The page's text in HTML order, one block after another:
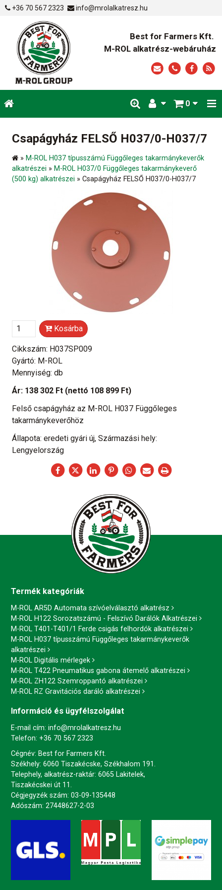
+36 70 567 2323 info@mrolalkatresz.hu
Best for Farmers Kft.
M-ROL alkatrész-webáruház
0
Csapágyház FELSŐ H037/0-H037/7
» M-ROL H037 típusszámú Függőleges takarmánykeverők
alkatrészei » M-ROL H037/0 Függőleges takarmánykeverő
(500 kg) alkatrészei » Csapágyház FELSŐ H037/0-H037/7
Kosárba
Cikkszám: H037SP009
Gyártó: M-ROL
Mennyiség: db
Ár: 138 302 Ft (nettó 108 899 Ft)
Felső csapágyház az M-ROL H037 Függőleges
takarmánykeverőhöz
Állapota: eredeti gyári új, Származási hely:
Lengyelország
Termék kategóriák
M-ROL AR5D Automata szívóelválasztó alkatrész
M-ROL H122 Sorozatszámú - Felszívó Darálók Alkatrészei
M-ROL T401-T401/1 Ferde csigás felhordók alkatrészei
M-ROL H037 típusszámú Függőleges takarmánykeverők
alkatrészei
M-ROL Digitális mérlegek
M-ROL T422 Pneumatikus gabona átemelő alkatrészei
M-ROL ZH122 Szemroppantó alkatrészei
M-ROL RZ Gravitációs daráló alkatrészei
Információ és ügyfélszolgálat
E-mail cím: info@mrolalkatresz.hu
Telefon: +36 70 567 2323
Cégnév: Best for Farmers Kft.
Székhely: 6060 Tiszakécske, Székhalom 191.
Telephely, alkatrész-raktár: 6065 Lakitelek,
Tiszakécskei út 11.
Cégjegyzék szám: 03-09-135448
Adószám: 27448627-2-03